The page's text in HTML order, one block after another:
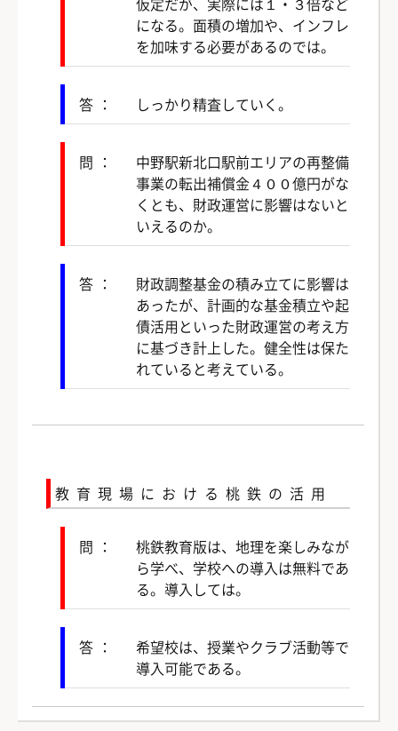
になる。面積の増加や、インフレ
を加味する必要があるのでは。
答： しっかり精査していく。
問：
中野駅新北口駅前エリアの再整備
事業の転出補償金４００億円がな
くとも、財政運営に影響はないと
いえるのか。
答：
財政調整基金の積み立てに影響は
あったが、計画的な基金積立や起
債活用といった財政運営の考え方
に基づき計上した。健全性は保た
れていると考えている。
教育現場における桃鉄の活用
問：
桃鉄教育版は、地理を楽しみなが
ら学べ、学校への導入は無料であ
る。導入しては。
答：
希望校は、授業やクラブ活動等で
導入可能である。